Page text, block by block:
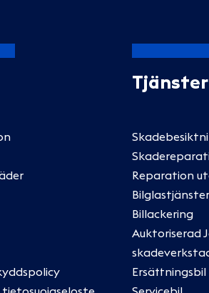
Tjänster
Reparation
Bilglastjänster
Billackering
Auktoriserad
Ersättningsbil